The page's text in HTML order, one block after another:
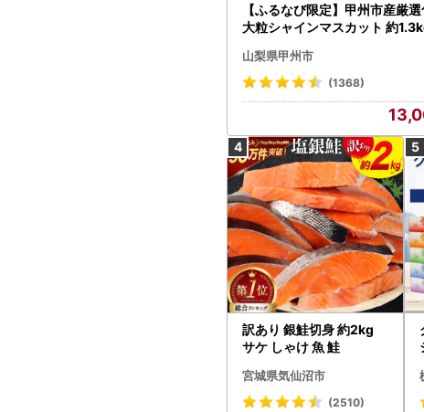
【ふるなび限定】甲州市産厳
大粒シャインマスカット 約
472 FN-Limited-VO シャイン
カット フルーツ
山梨県甲州市
(1368)
訳あり 銀鮭切身 約2kg
サケ しゃけ 魚 鮭
宮城県気仙沼市
(2510)